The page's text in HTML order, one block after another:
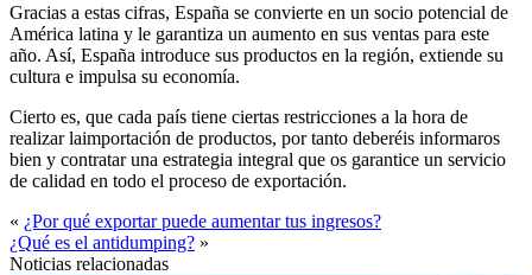
Gracias a estas cifras, España se convierte en un socio potencial de
América latina y le garantiza un aumento en sus ventas para este
año. Así, España introduce sus productos en la región, extiende su
cultura e impulsa su economía.
Cierto es, que cada país tiene ciertas restricciones a la hora de
realizar laimportación de productos, por tanto deberéis informaros
bien y contratar una estrategia integral que os garantice un servicio
de calidad en todo el proceso de exportación.
« ¿Por qué exportar puede aumentar tus ingresos?
¿Qué es el antidumping? »
Noticias relacionadas